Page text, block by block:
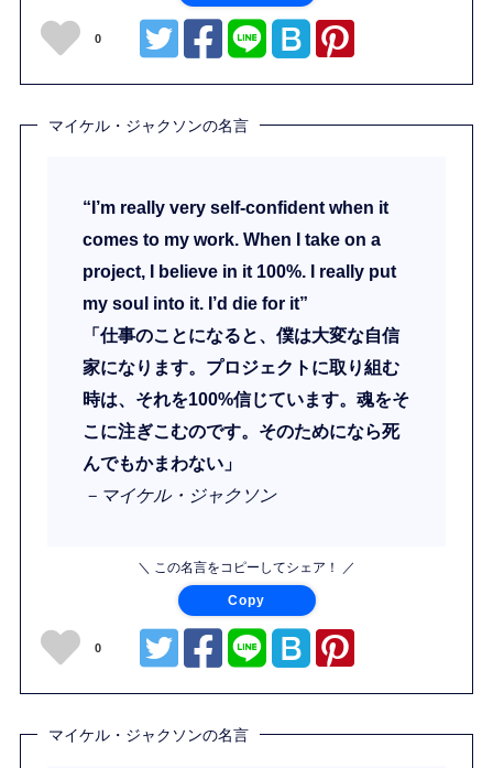
0
マイケル・ジャクソンの名言
“I’m really very self-confident when it
comes to my work. When I take on a
project, I believe in it 100%. I really put
my soul into it. I’d die for it”
「仕事のことになると、僕は大変な自信
家になります。プロジェクトに取り組む
時は、それを100%信じています。魂をそ
こに注ぎこむのです。そのためになら死
んでもかまわない」
－マイケル・ジャクソン
＼ この名言をコピーしてシェア！ ／
Copy
0
マイケル・ジャクソンの名言